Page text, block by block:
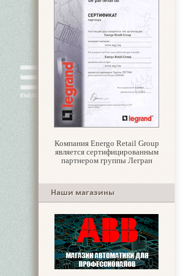
Компания Energo Retail Group
является сертифицированным
партнером группы Легран
Наши магазины